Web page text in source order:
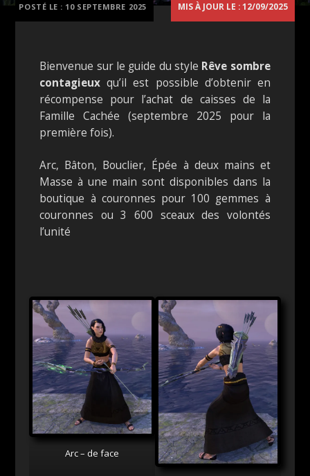
MIS À JOUR LE : 12/09/2025
Bienvenue sur le guide du style Rêve sombre
contagieux qu’il est possible d’obtenir en
récompense pour l’achat de caisses de la
Famille Cachée (septembre 2025 pour la
première fois).
Arc, Bâton, Bouclier, Épée à deux mains et
Masse à une main sont disponibles dans la
boutique à couronnes pour 100 gemmes à
couronnes ou 3 600 sceaux des volontés
l’unité
Arc – de face
POSTÉ LE : 10 SEPTEMBRE 2025